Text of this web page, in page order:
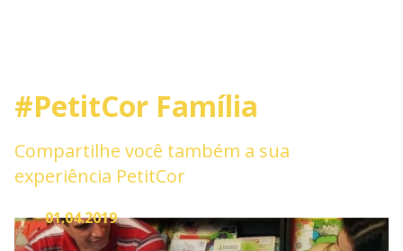
#PetitCor Família
Compartilhe você também a sua
experiência PetitCor
01.04.2019